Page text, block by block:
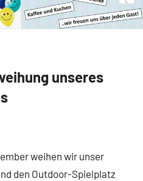
unseres
weihen wir unser
den Outdoor-Spielplatz